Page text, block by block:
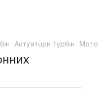
Актуатори турбін